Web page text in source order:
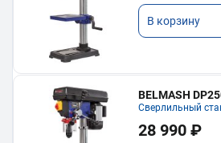
В корзину
BELMASH
Сверлильный
28 990 ₽